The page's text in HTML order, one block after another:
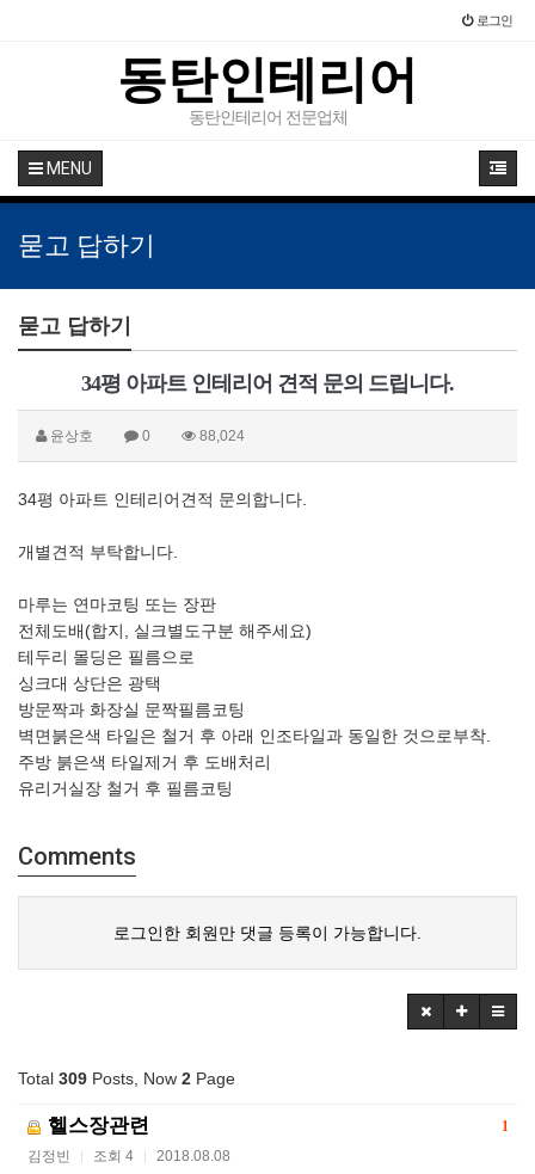
로그인
동탄인테리어
동탄인테리어 전문업체
MENU
묻고 답하기
묻고 답하기
34평 아파트 인테리어 견적 문의 드립니다.
윤상호 0 88,024
34평 아파트 인테리어견적 문의합니다.
개별견적 부탁합니다.
마루는 연마코팅 또는 장판
전체도배(합지, 실크별도구분 해주세요)
테두리 몰딩은 필름으로
싱크대 상단은 광택
방문짝과 화장실 문짝필름코팅
벽면붉은색 타일은 철거 후 아래 인조타일과 동일한 것으로부착.
주방 붉은색 타일제거 후 도배처리
유리거실장 철거 후 필름코팅
Comments
로그인한 회원만 댓글 등록이 가능합니다.
Total 309 Posts, Now 2 Page
1
헬스장관련
김정빈 | 조회 4 | 2018.08.08